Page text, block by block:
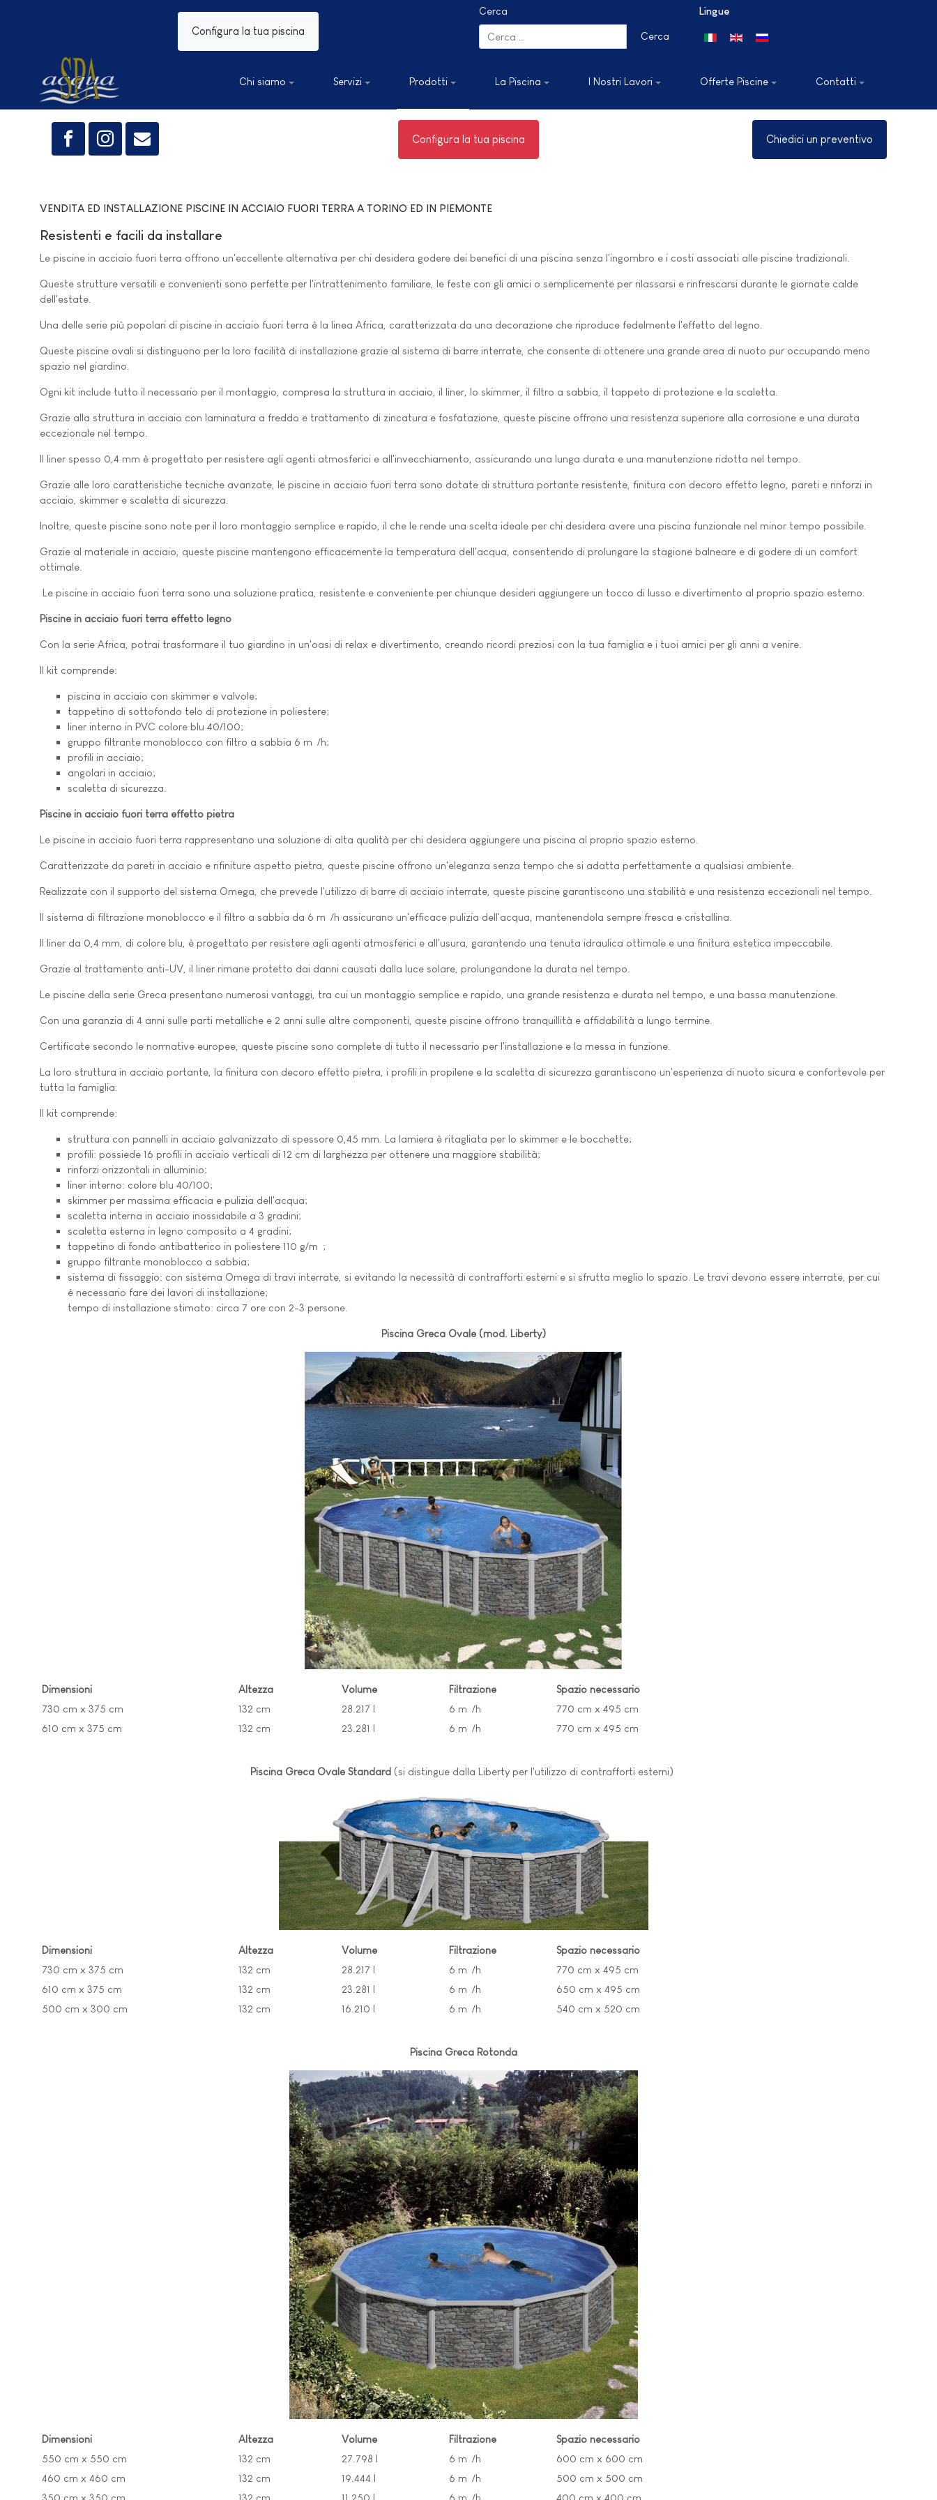
Configura la tua piscina
Cerca
Cerca
Lingue
Seleziona la tua lingua
Chi siamo Servizi Prodotti La Piscina I Nostri Lavori Offerte Piscine Contatti
Configura la tua piscina Chiedici un preventivo
VENDITA ED INSTALLAZIONE PISCINE IN ACCIAIO FUORI TERRA A TORINO ED IN PIEMONTE
Resistenti e facili da installare
Le piscine in acciaio fuori terra offrono un'eccellente alternativa per chi desidera godere dei benefici di una piscina senza l'ingombro e i costi associati alle piscine tradizionali.
Queste strutture versatili e convenienti sono perfette per l'intrattenimento familiare, le feste con gli amici o semplicemente per rilassarsi e rinfrescarsi durante le giornate calde
dell'estate.
Una delle serie più popolari di piscine in acciaio fuori terra è la linea Africa, caratterizzata da una decorazione che riproduce fedelmente l'effetto del legno.
Queste piscine ovali si distinguono per la loro facilità di installazione grazie al sistema di barre interrate, che consente di ottenere una grande area di nuoto pur occupando meno
spazio nel giardino.
Ogni kit include tutto il necessario per il montaggio, compresa la struttura in acciaio, il liner, lo skimmer, il filtro a sabbia, il tappeto di protezione e la scaletta.
Grazie alla struttura in acciaio con laminatura a freddo e trattamento di zincatura e fosfatazione, queste piscine offrono una resistenza superiore alla corrosione e una durata
eccezionale nel tempo.
Il liner spesso 0,4 mm è progettato per resistere agli agenti atmosferici e all'invecchiamento, assicurando una lunga durata e una manutenzione ridotta nel tempo.
Grazie alle loro caratteristiche tecniche avanzate, le piscine in acciaio fuori terra sono dotate di struttura portante resistente, finitura con decoro effetto legno, pareti e rinforzi in
acciaio, skimmer e scaletta di sicurezza.
Inoltre, queste piscine sono note per il loro montaggio semplice e rapido, il che le rende una scelta ideale per chi desidera avere una piscina funzionale nel minor tempo possibile.
Grazie al materiale in acciaio, queste piscine mantengono efficacemente la temperatura dell'acqua, consentendo di prolungare la stagione balneare e di godere di un comfort
ottimale.
Le piscine in acciaio fuori terra sono una soluzione pratica, resistente e conveniente per chiunque desideri aggiungere un tocco di lusso e divertimento al proprio spazio esterno.
Piscine in acciaio fuori terra effetto legno
Con la serie Africa, potrai trasformare il tuo giardino in un'oasi di relax e divertimento, creando ricordi preziosi con la tua famiglia e i tuoi amici per gli anni a venire.
Il kit comprende:
piscina in acciaio con skimmer e valvole;
tappetino di sottofondo telo di protezione in poliestere;
liner interno in PVC colore blu 40/100;
gruppo filtrante monoblocco con filtro a sabbia 6 m³/h;
profili in acciaio;
angolari in acciaio;
scaletta di sicurezza.
Piscine in acciaio fuori terra effetto pietra
Le piscine in acciaio fuori terra rappresentano una soluzione di alta qualità per chi desidera aggiungere una piscina al proprio spazio esterno.
Caratterizzate da pareti in acciaio e rifiniture aspetto pietra, queste piscine offrono un'eleganza senza tempo che si adatta perfettamente a qualsiasi ambiente.
Realizzate con il supporto del sistema Omega, che prevede l'utilizzo di barre di acciaio interrate, queste piscine garantiscono una stabilità e una resistenza eccezionali nel tempo.
Il sistema di filtrazione monoblocco e il filtro a sabbia da 6 m³/h assicurano un'efficace pulizia dell'acqua, mantenendola sempre fresca e cristallina.
Il liner da 0,4 mm, di colore blu, è progettato per resistere agli agenti atmosferici e all'usura, garantendo una tenuta idraulica ottimale e una finitura estetica impeccabile.
Grazie al trattamento anti-UV, il liner rimane protetto dai danni causati dalla luce solare, prolungandone la durata nel tempo.
Le piscine della serie Greca presentano numerosi vantaggi, tra cui un montaggio semplice e rapido, una grande resistenza e durata nel tempo, e una bassa manutenzione.
Con una garanzia di 4 anni sulle parti metalliche e 2 anni sulle altre componenti, queste piscine offrono tranquillità e affidabilità a lungo termine.
Certificate secondo le normative europee, queste piscine sono complete di tutto il necessario per l'installazione e la messa in funzione.
La loro struttura in acciaio portante, la finitura con decoro effetto pietra, i profili in propilene e la scaletta di sicurezza garantiscono un'esperienza di nuoto sicura e confortevole per
tutta la famiglia.
Il kit comprende:
struttura con pannelli in acciaio galvanizzato di spessore 0,45 mm. La lamiera è ritagliata per lo skimmer e le bocchette;
profili: possiede 16 profili in acciaio verticali di 12 cm di larghezza per ottenere una maggiore stabilità;
rinforzi orizzontali in alluminio;
liner interno: colore blu 40/100;
skimmer per massima efficacia e pulizia dell'acqua;
scaletta interna in acciaio inossidabile a 3 gradini;
scaletta esterna in legno composito a 4 gradini;
tappetino di fondo antibatterico in poliestere 110 g/m²;
gruppo filtrante monoblocco a sabbia;
sistema di fissaggio: con sistema Omega di travi interrate, si evitando la necessità di contrafforti esterni e si sfrutta meglio lo spazio. Le travi devono essere interrate, per cui
è necessario fare dei lavori di installazione;
tempo di installazione stimato: circa 7 ore con 2-3 persone.
Piscina Greca Ovale (mod. Liberty)
Dimensioni Altezza Volume Filtrazione
Spazio necessario
730 cm x 375 cm
132 cm 28.217 l 6 m³/h
770 cm x 495 cm
610 cm x 375 cm
132 cm 23.281 l 6 m³/h 770 cm x 495 cm
Piscina Greca Ovale Standard (si distingue dalla Liberty per l'utilizzo di contrafforti esterni)
Dimensioni Altezza Volume Filtrazione
Spazio necessario
730 cm x 375 cm
132 cm 28.217 l 6 m³/h
770 cm x 495 cm
610 cm x 375 cm
132 cm 23.281 l 6 m³/h
650 cm x 495 cm
500 cm x 300 cm
132 cm 16.210 l 6 m³/h 540 cm x 520 cm
Piscina Greca Rotonda
Dimensioni Altezza Volume Filtrazione
Spazio necessario
550 cm x 550 cm
132 cm 27.798 l 6 m³/h
600 cm x 600 cm
460 cm x 460 cm
132 cm 19.444 l 6 m³/h
500 cm x 500 cm
350 cm x 350 cm
132 cm 11.250 l 6 m³/h 400 cm x 400 cm